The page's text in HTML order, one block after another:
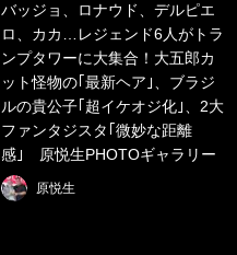
バッジョ、ロナウド、デルピエ
ロ、カカ…レジェンド6人がトラ
ンプタワーに大集合！大五郎カ
ット怪物の｢最新ヘア｣、ブラジ
ルの貴公子｢超イケオジ化｣、2大
ファンタジスタ｢微妙な距離
感｣ 原悦生PHOTOギャラリー
原悦生